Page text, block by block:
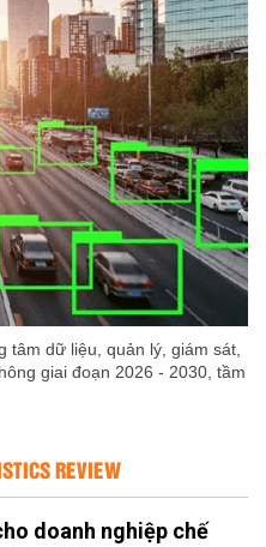
tâm dữ liệu, quản lý, giám sát,
giai đoạn 2026 - 2030, tầm
REVIEW
doanh nghiệp chế